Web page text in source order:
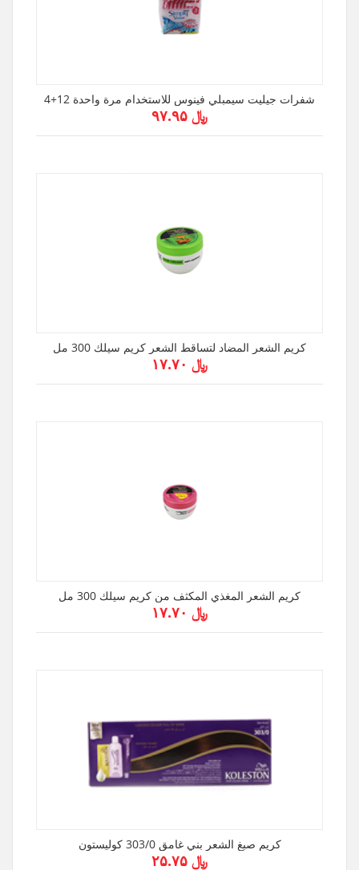
شفرات جيليت سيمبلي فينوس للاستخدام مرة واحدة 12+4
﷼ ۹۷.۹۵
كريم الشعر المضاد لتساقط الشعر كريم سيلك 300 مل
﷼ ۱۷.۷۰
كريم الشعر المغذي المكثف من كريم سيلك 300 مل
﷼ ۱۷.۷۰
كريم صبغ الشعر بني غامق 303/0 كوليستون
﷼ ۲۵.۷۵